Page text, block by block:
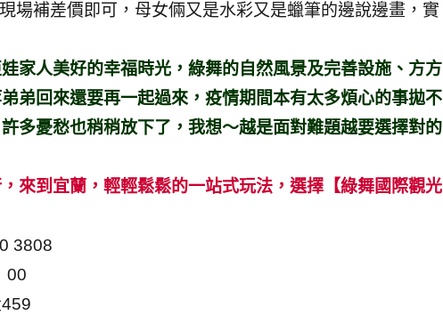
場補差價即可，母女倆又是水彩又是蠟筆的邊說邊畫，實
家人美好的幸福時光，綠舞的自然風景及完善設施、方方
弟回來還要再一起過來，疫情期間本有太多煩心的事拋不
多憂愁也稍稍放下了，我想～越是面對難題越要選擇對的
來到宜蘭，輕輕鬆鬆的一站式玩法，選擇【綠舞國際觀光
3808
00